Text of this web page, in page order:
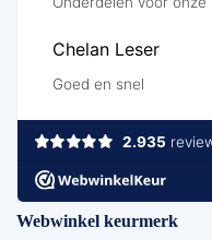
Webwinkel keurmerk